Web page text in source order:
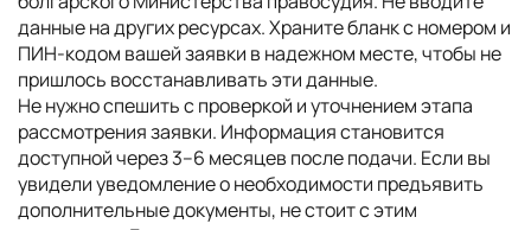
данные на других ресурсах. Храните бланк с номером и
ПИН-кодом вашей заявки в надежном месте, чтобы не
пришлось восстанавливать эти данные.
Не нужно спешить с проверкой и уточнением этапа
рассмотрения заявки. Информация становится
доступной через 3–6 месяцев после подачи. Если вы
увидели уведомление о необходимости предъявить
дополнительные документы, не стоит с этим